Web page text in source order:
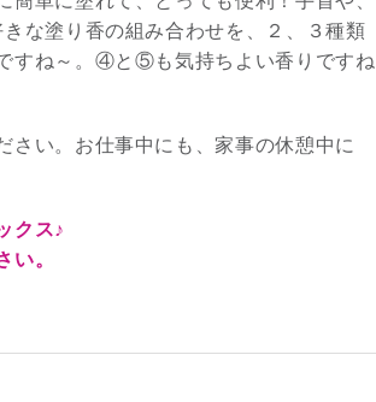
な塗り香の組み合わせを、２、３種類
すね～。④と⑤も気持ちよい香りですね
さい。お仕事中にも、家事の休憩中に
クス♪
い。
アルジャーニ...